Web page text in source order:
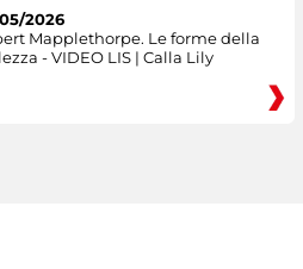
2026
Mapplethorpe. Le forme della
- VIDEO LIS | Calla Lily